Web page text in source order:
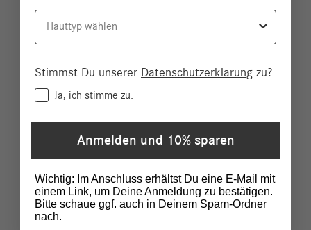
Hauttyp
Stimmst Du unserer Datenschutzerklärung zu?
ConsentJa, ich stimme zu.
Anmelden und 10% sparen
Wichtig: Im Anschluss erhältst Du eine E-Mail mit
einem Link, um Deine Anmeldung zu bestätigen.
Bitte schaue ggf. auch in Deinem Spam-Ordner
nach.